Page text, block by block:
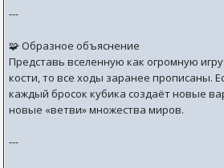
---
🧩 Образное объяснение
Представь вселенную как огромную
кости, то все ходы заранее прописаны.
каждый бросок кубика создаёт новые
новые «ветви» множества миров.
---